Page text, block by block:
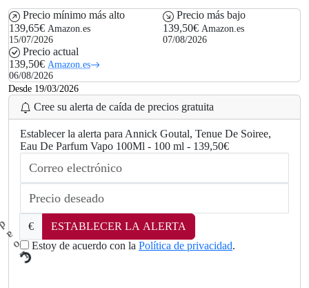
Precio mínimo más alto
139,65€ Amazon.es
15/07/2026
Precio más bajo
139,50€ Amazon.es
07/08/2026
Precio actual
139,50€ Amazon.es
06/08/2026
Desde 19/03/2026
Cree su alerta de caída de precios gratuita
Establecer la alerta para Annick Goutal, Tenue De Soiree,
Eau De Parfum Vapo 100Ml - 100 ml - 139,50€
€
ESTABLECER LA ALERTA
Estoy de acuerdo con la Política de privacidad.
L
.